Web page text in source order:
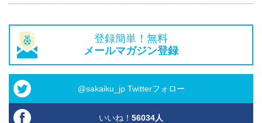
登録簡単！無料
メールマガジン登録
@sakaiku_jp Twitterフォロー
いいね！ 56034人